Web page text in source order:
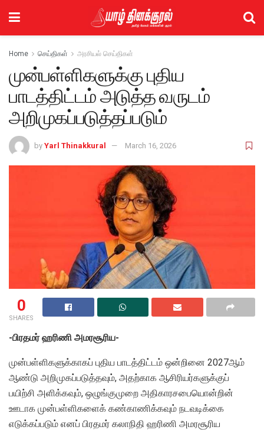
Home செய்திகள் அரசியல் செய்திகள்
முன்பள்ளிகளுக்கு புதிய
பாடத்திட்டம் அடுத்த வருடம்
அறிமுகப்படுத்தப்படும்
by Yarl Thinakkural March 16, 2026
0
SHARES
-பிரதமர் ஹரிணி அமரசூரிய-
முன்பள்ளிகளுக்காகப் புதிய பாடத்திட்டம் ஒன்றினை 2027ஆம்
ஆண்டு அறிமுகப்படுத்தவும், அதற்காக ஆசிரியர்களுக்குப்
பயிற்சி அளிக்கவும், ஒழுங்குமுறை அதிகாரசபையொன்றின்
ஊடாக முன்பள்ளிகளைக் கண்காணிக்கவும் நடவடிக்கை
எடுக்கப்படும் எனப் பிரதமர் கலாநிதி ஹரிணி அமரசூரிய